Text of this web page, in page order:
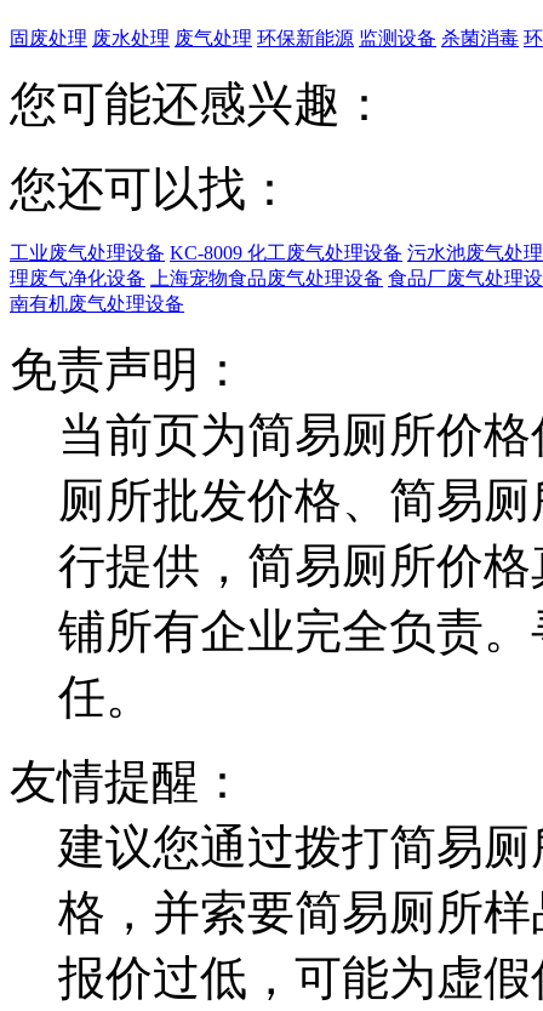
固废处理 废水处理 废气处理 环保新能源 监测设备 杀菌消毒
您可能还感兴趣：
您还可以找：
工业废气处理设备 KC-8009 化工废气处理设备 污水池废气处
理废气净化设备
上海宠物食品废气处理设备 食品厂废气处理
南有机废气处理设备
免责声明：
当前页为简易厕所价
厕所批发价格、简易
行提供，简易厕所价
铺所有企业完全负责
任。
友情提醒：
建议您通过拨打简易
格，并索要简易厕所
报价过低，可能为虚